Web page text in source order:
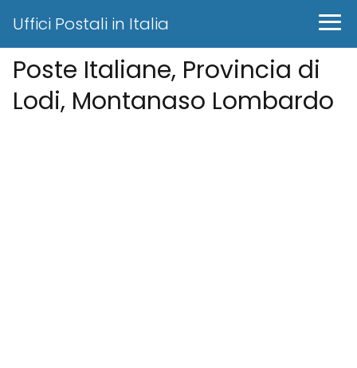
Uffici Postali in Italia
Poste Italiane, Provincia di
Lodi, Montanaso Lombardo